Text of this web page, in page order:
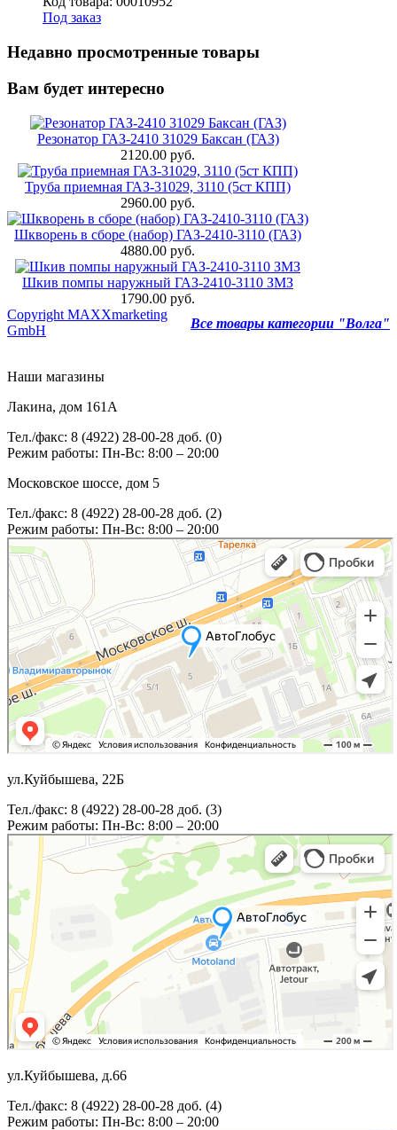
Под заказ
Недавно просмотренные товары
Вам будет интересно
Резонатор ГАЗ-2410 31029 Баксан (ГАЗ)
2120.00 руб.
Труба приемная ГАЗ-31029, 3110 (5ст КПП)
2960.00 руб.
Шкворень в сборе (набор) ГАЗ-2410-3110 (ГАЗ)
4880.00 руб.
Шкив помпы наружный ГАЗ-2410-3110 ЗМЗ
1790.00 руб.
Все товары категории "Волга"
Copyright MAXXmarketing
GmbH
Наши магазины
Лакина, дом 161А
Тел./факс: 8 (4922) 28-00-28 доб. (0)
Режим работы: Пн-Вс: 8:00 – 20:00
Московское шоссе, дом 5
Тел./факс: 8 (4922) 28-00-28 доб. (2)
Режим работы: Пн-Вс: 8:00 – 20:00
ул.Куйбышева, 22Б
Тел./факс: 8 (4922) 28-00-28 доб. (3)
Режим работы: Пн-Вс: 8:00 – 20:00
ул.Куйбышева, д.66
Тел./факс: 8 (4922) 28-00-28 доб. (4)
Режим работы: Пн-Вс: 8:00 – 20:00